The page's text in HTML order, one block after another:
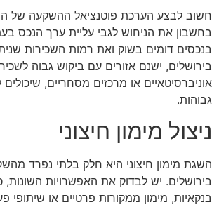
חשוב לבצע הערכת פוטנציאל ההשקעה של
בחשבון את הניחוש לגבי עליית ערך הנכס
בנכסים דומים בשוק ואת רמות השכירות
בירושלים, ישנם אזורים עם ביקוש גבוה
אוניברסיטאיים או מרכזים מסחריים,
גבוהות.
ניצול מימון חיצוני
השגת מימון חיצוני היא חלק בלתי נפרד
בירושלים. יש לבדוק את האפשרויות השונות,
בנקאיות, מימון ממקורות פרטיים או שיתופי